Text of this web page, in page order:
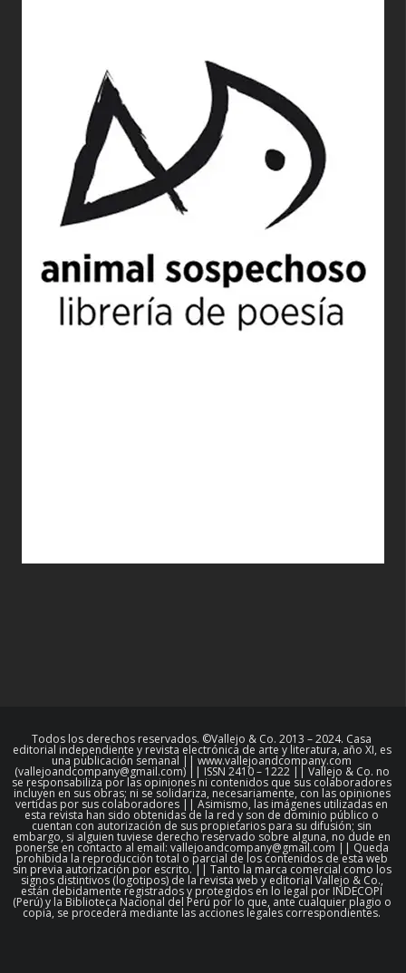
Todos los derechos reservados. ©Vallejo & Co. 2013 – 2024. Casa
editorial independiente y revista electrónica de arte y literatura, año XI, es
una publicación semanal || www.vallejoandcompany.com
(vallejoandcompany@gmail.com) || ISSN 2410 – 1222 || Vallejo & Co. no
se responsabiliza por las opiniones ni contenidos que sus colaboradores
incluyen en sus obras; ni se solidariza, necesariamente, con las opiniones
vertidas por sus colaboradores || Asimismo, las imágenes utilizadas en
esta revista han sido obtenidas de la red y son de dominio público o
cuentan con autorización de sus propietarios para su difusión; sin
embargo, si alguien tuviese derecho reservado sobre alguna, no dude en
ponerse en contacto al email: vallejoandcompany@gmail.com || Queda
prohibida la reproducción total o parcial de los contenidos de esta web
sin previa autorización por escrito. || Tanto la marca comercial como los
signos distintivos (logotipos) de la revista web y editorial Vallejo & Co.,
están debidamente registrados y protegidos en lo legal por INDECOPI
(Perú) y la Biblioteca Nacional del Perú por lo que, ante cualquier plagio o
copia, se procederá mediante las acciones legales correspondientes.